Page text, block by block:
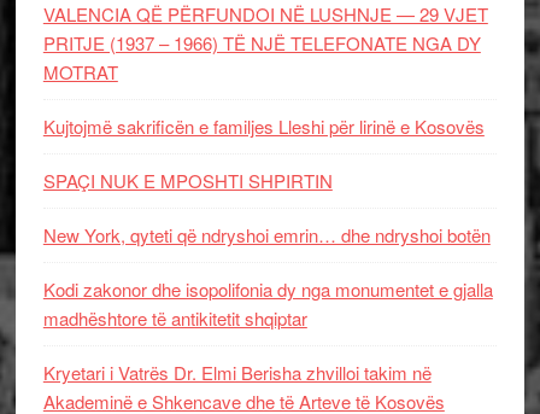
VALENCIA QË PËRFUNDOI NË LUSHNJE — 29 VJET
PRITJE (1937 – 1966) TË NJË TELEFONATE NGA DY
MOTRAT
Kujtojmë sakrificën e familjes Lleshi për lirinë e Kosovës
SPAÇI NUK E MPOSHTI SHPIRTIN
New York, qyteti që ndryshoi emrin… dhe ndryshoi botën
Kodi zakonor dhe isopolifonia dy nga monumentet e gjalla
madhështore të antikitetit shqiptar
Kryetari i Vatrës Dr. Elmi Berisha zhvilloi takim në
Akademinë e Shkencave dhe të Arteve të Kosovës